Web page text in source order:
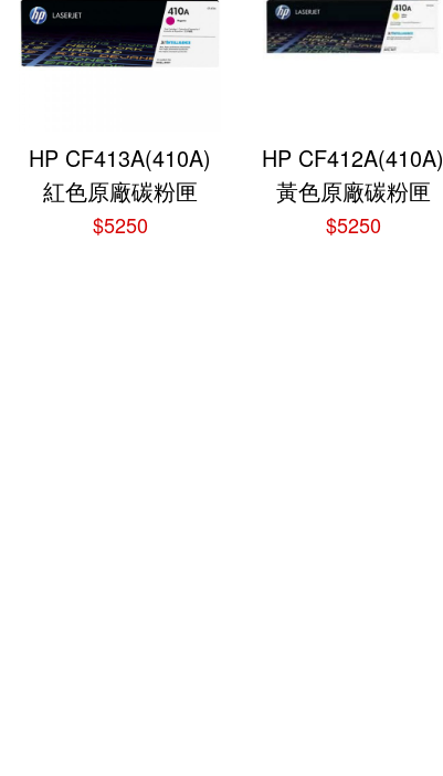
HP CF413A(410A)
紅色原廠碳粉匣
$5250
HP CF412A(410A)
黃色原廠碳粉匣
$5250